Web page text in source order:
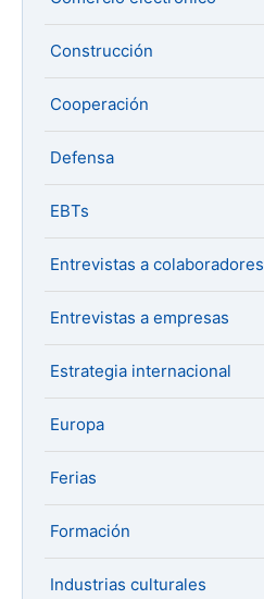
Construcción
Cooperación
Defensa
EBTs
Entrevistas a colaboradores
Entrevistas a empresas
Estrategia internacional
Europa
Ferias
Formación
Industrias culturales